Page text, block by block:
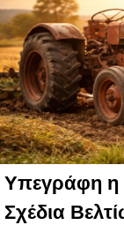
Υπεγράφη η
Σχέδια